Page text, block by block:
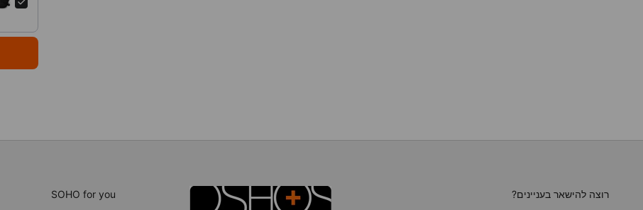
רוצה להישאר בעניינים? SOHO for you